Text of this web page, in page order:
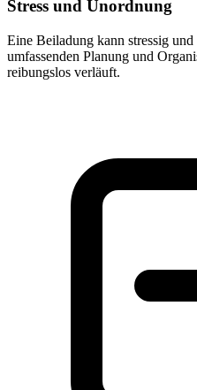
Stress und Unordnung
Eine Beiladung kann stressig
umfassenden Planung und
reibungslos verläuft.